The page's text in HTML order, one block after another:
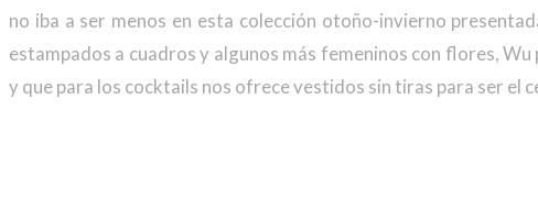
no iba a ser menos en esta colección otoño-invierno
estampados a cuadros y algunos más femeninos con flores,
y que para los cocktails nos ofrece vestidos sin tiras para ser el